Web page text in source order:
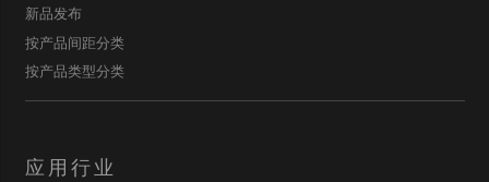
新品发布
按产品间距分类
按产品类型分类
应用行业